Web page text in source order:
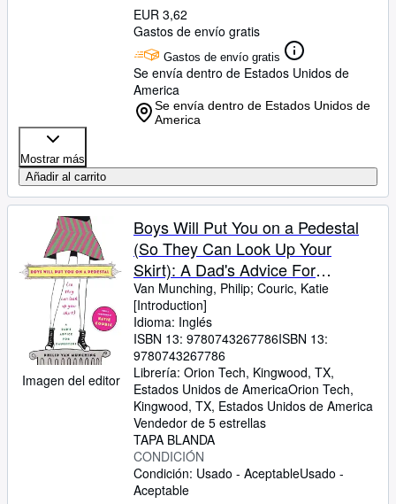
EUR 3,62
Gastos de envío gratis
Gastos de envío gratis
Se envía dentro de Estados Unidos de
America
Se envía dentro de Estados Unidos de
America
Mostrar más
Añadir al carrito
Imagen del editor
Boys Will Put You on a Pedestal
(So They Can Look Up Your
Skirt): A Dad's Advice For
Daughters
Van Munching, Philip; Couric, Katie
[Introduction]
Idioma: Inglés
ISBN 13: 9780743267786ISBN 13:
9780743267786
Librería: Orion Tech, Kingwood, TX,
Estados Unidos de AmericaOrion Tech,
Kingwood, TX, Estados Unidos de America
Vendedor de 5 estrellas
TAPA BLANDA
CONDICIÓN
Condición: Usado - AceptableUsado -
Aceptable